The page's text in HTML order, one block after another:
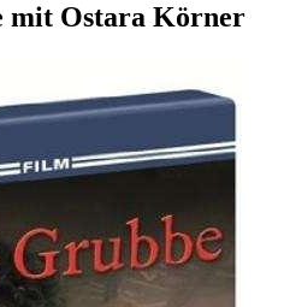
mit Ostara Körner